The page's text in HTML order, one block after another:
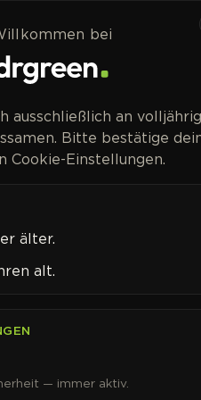
Home
bei
ausschließlich an
Bitte bestätige
Cookie-Einstellungen.
älter.
alt.
— immer aktiv.